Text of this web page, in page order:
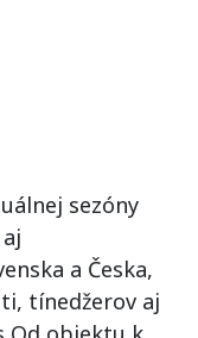
sezóny
a Česka,
tínedžerov aj